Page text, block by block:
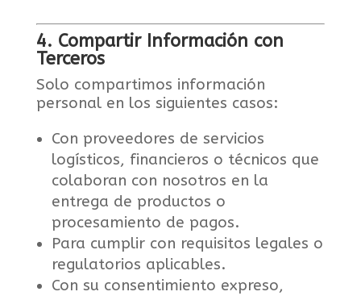
4. Compartir Información con
Terceros
Solo compartimos información
personal en los siguientes casos:
Con proveedores de servicios
logísticos, financieros o técnicos que
colaboran con nosotros en la
entrega de productos o
procesamiento de pagos.
Para cumplir con requisitos legales o
regulatorios aplicables.
Con su consentimiento expreso,